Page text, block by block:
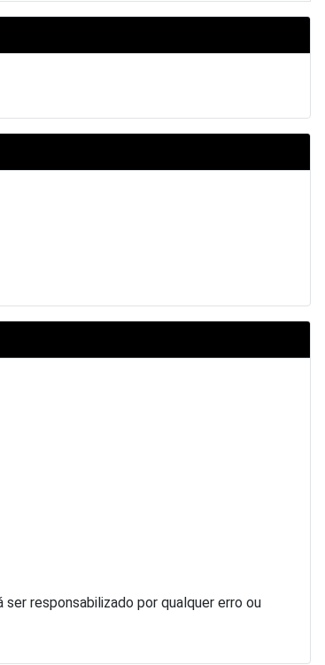
responsabilizado por qualquer erro ou